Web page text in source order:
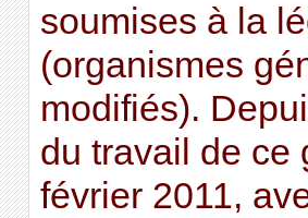
soumises à la
(organismes
modifiés).
du travail de ce
février 2011,